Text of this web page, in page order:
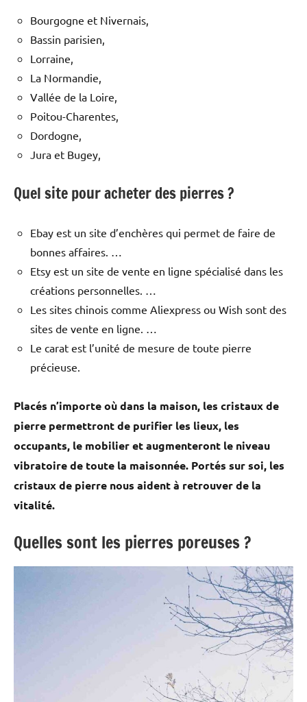
Bourgogne et Nivernais,
Bassin parisien,
Lorraine,
La Normandie,
Vallée de la Loire,
Poitou-Charentes,
Dordogne,
Jura et Bugey,
Quel site pour acheter des pierres ?
Ebay est un site d’enchères qui permet de faire de
bonnes affaires. …
Etsy est un site de vente en ligne spécialisé dans les
créations personnelles. …
Les sites chinois comme Aliexpress ou Wish sont des
sites de vente en ligne. …
Le carat est l’unité de mesure de toute pierre
précieuse.
Placés n’importe où dans la maison, les cristaux de
pierre permettront de purifier les lieux, les
occupants, le mobilier et augmenteront le niveau
vibratoire de toute la maisonnée. Portés sur soi, les
cristaux de pierre nous aident à retrouver de la
vitalité.
Quelles sont les pierres poreuses ?